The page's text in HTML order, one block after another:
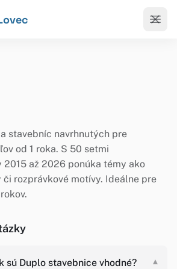
stavebníc navrhnutých pre
od 1 roka. S 50 setmi
až 2026 ponúka témy ako
či rozprávkové motívy. Ideálne pre
sú Duplo stavebnice vhodné?
▾